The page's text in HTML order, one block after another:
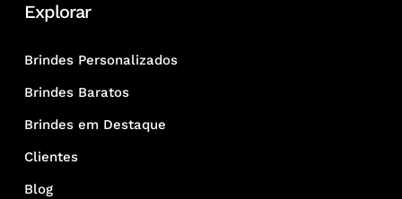
Explorar
Brindes Personalizados
Brindes Baratos
Brindes em Destaque
Clientes
Blog